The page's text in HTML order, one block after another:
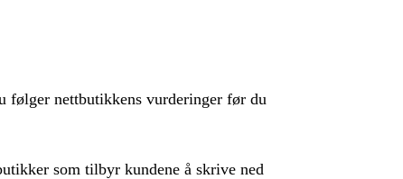
følger nettbutikkens vurderinger før du
som tilbyr kundene å skrive ned